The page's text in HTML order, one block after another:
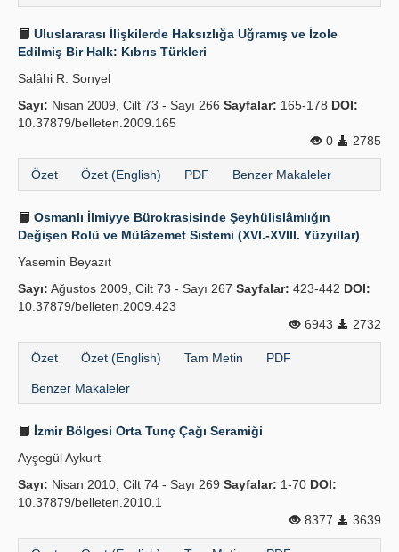
Uluslararası İlişkilerde Haksızlığa Uğramış ve İzole
Edilmiş Bir Halk: Kıbrıs Türkleri
Salâhi R. Sonyel
Sayı: Nisan 2009, Cilt 73 - Sayı 266 Sayfalar: 165-178 DOI:
10.37879/belleten.2009.165
0
2785
Özet Özet (English) PDF Benzer Makaleler
Osmanlı İlmiyye Bürokrasisinde Şeyhülislâmlığın
Değişen Rolü ve Mülâzemet Sistemi (XVI.-XVIII. Yüzyıllar)
Yasemin Beyazıt
Sayı: Ağustos 2009, Cilt 73 - Sayı 267 Sayfalar: 423-442 DOI:
10.37879/belleten.2009.423
6943
2732
Özet Özet (English) Tam Metin PDF
Benzer Makaleler
İzmir Bölgesi Orta Tunç Çağı Seramiği
Ayşegül Aykurt
Sayı: Nisan 2010, Cilt 74 - Sayı 269 Sayfalar: 1-70 DOI:
10.37879/belleten.2010.1
8377
3639